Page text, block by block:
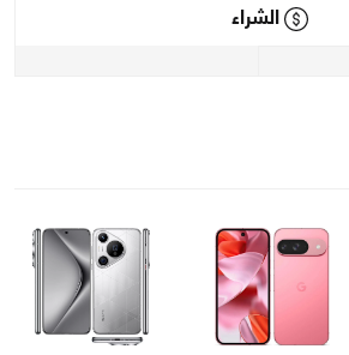
الشراء